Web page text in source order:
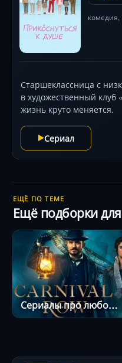
комедия,
Старшеклассница с
в художественный клуб
жизнь круто меняется.
Сериал
ЕЩЁ ПО ТЕМЕ
Ещё подборки
Сериалы про любовный треугольник